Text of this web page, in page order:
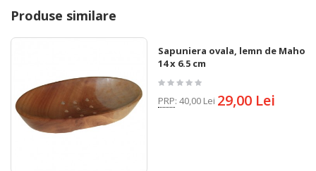
Produse similare
Sapuniera ovala, lemn de Mahon,
14 x 6.5 cm
PRP: 40,00 Lei 29,00 Lei